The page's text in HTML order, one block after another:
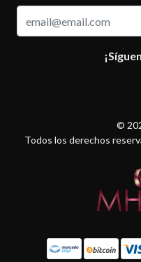
©
Todos los derechos